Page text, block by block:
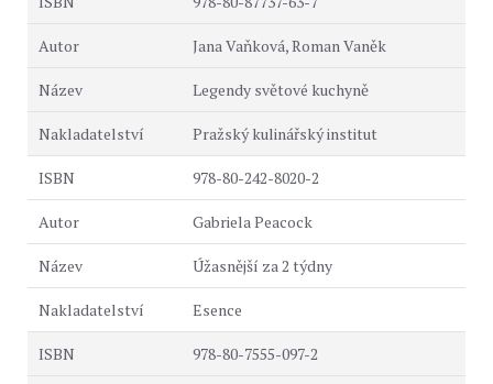
Jana Vaňková, Roman Vaněk
Legendy světové kuchyně
Pražský kulinářský institut
978-80-242-8020-2
Gabriela Peacock
Úžasnější za 2 týdny
Esence
978-80-7555-097-2